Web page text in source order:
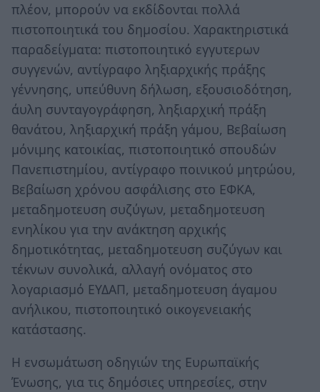
πλέον, μπορούν να εκδίδονται πολλά
πιστοποιητικά του δημοσίου. Χαρακτηριστικά
παραδείγματα: πιστοποιητικό εγγυτερων
συγγενών, αντίγραφο ληξιαρχικής πράξης
γέννησης, υπεύθυνη δήλωση, εξουσιοδότηση,
άυλη συνταγογράφηση, ληξιαρχική πράξη
θανάτου, ληξιαρχική πράξη γάμου, Βεβαίωση
μόνιμης κατοικίας, πιστοποιητικό σπουδών
Πανεπιστημίου, αντίγραφο ποινικού μητρώου,
Βεβαίωση χρόνου ασφάλισης στο ΕΦΚΑ,
μεταδημοτευση συζύγων, μεταδημοτευση
ενηλίκου για την ανάκτηση αρχικής
δημοτικότητας, μεταδημοτευση συζύγων και
τέκνων συνολικά, αλλαγή ονόματος στο
λογαριασμό ΕΥΔΑΠ, μεταδημοτευση άγαμου
ανήλικου, πιστοποιητικό οικογενειακής
κατάστασης.
Η ενσωμάτωση οδηγιών της Ευρωπαϊκής
Ένωσης, για τις δημόσιες υπηρεσίες, στην